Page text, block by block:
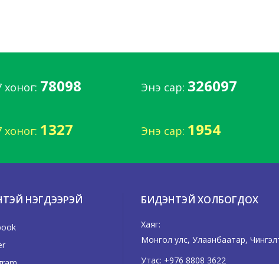
хоног: 78098 Энэ сар: 326097
хоног: 1327 Энэ сар: 1954
НЭГДЭЭРЭЙ БИДЭНТЭЙ ХОЛБОГДОХ
Хаяг:
Монгол улс, Улаанбаатар,
Утас: +976 8808 3622